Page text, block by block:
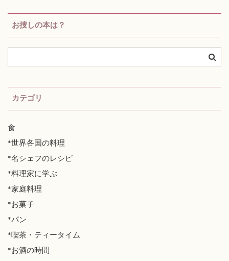
お捜しの本は？
カテゴリ
食
*世界各国の料理
*名シェフのレシピ
*料理家に学ぶ
*家庭料理
*お菓子
*パン
*喫茶・ティータイム
*お酒の時間